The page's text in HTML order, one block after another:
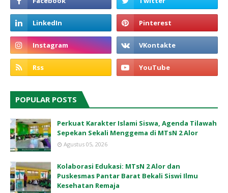
POPULAR POSTS
Perkuat Karakter Islami Siswa, Agenda Tilawah
Sepekan Sekali Menggema di MTsN 2 Alor
Agustus 05, 2026
Kolaborasi Edukasi: MTsN 2 Alor dan
Puskesmas Pantar Barat Bekali Siswi Ilmu
Kesehatan Remaja